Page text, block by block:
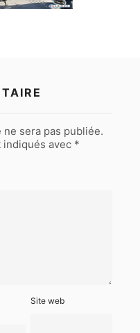
sera pas publiée.
indiqués avec *
Site web